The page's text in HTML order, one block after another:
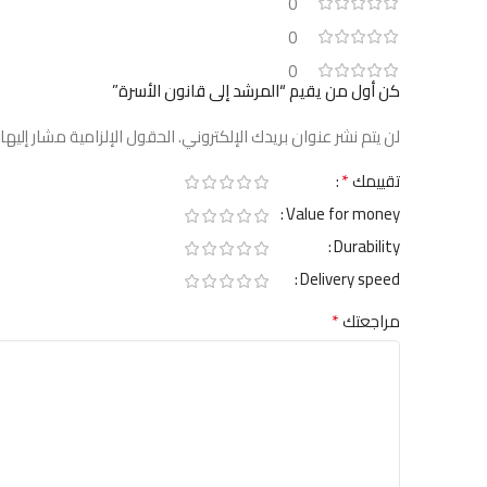
0
0
كن أول من يقيم “المرشد إلى قانون الأسرة”
لن يتم نشر عنوان بريدك الإلكتروني.الحقول الإلزامية مشار
تقييمك*
Value for money
Durability
Delivery speed
مراجعتك*